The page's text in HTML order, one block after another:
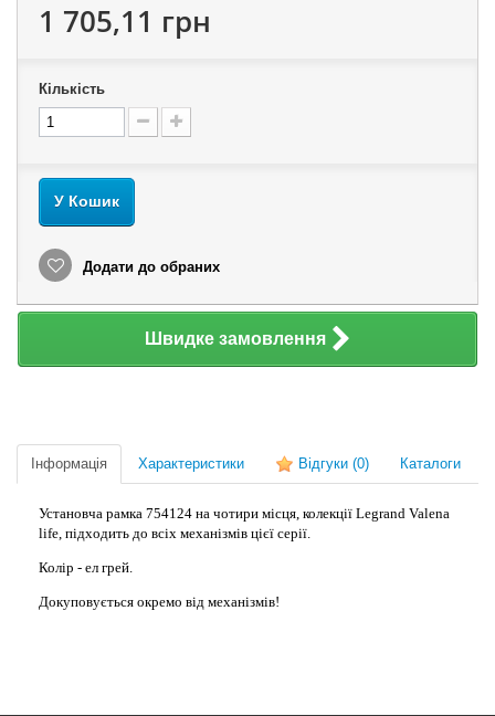
1 705,11 грн
Кількість
У Кошик
Додати до обраних
Швидке замовлення
Інформація Характеристики Відгуки (0) Каталоги
Установча рамка 754124 на чотири місця, колекції Legrand Valena
life, підходить до всіх механізмів цієї серії.
Колір - ел грей.
Докуповується окремо від механізмів!